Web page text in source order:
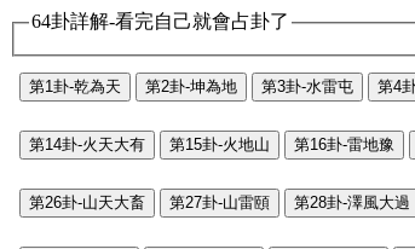
64卦詳解-看完自己就會占卦了
第1卦-乾為天 第2卦-坤為地 第3卦-水雷屯 第4
第14卦-火天大有 第15卦-火地山 第16卦-雷地豫
第26卦-山天大畜 第27卦-山雷頤 第28卦-澤風大過